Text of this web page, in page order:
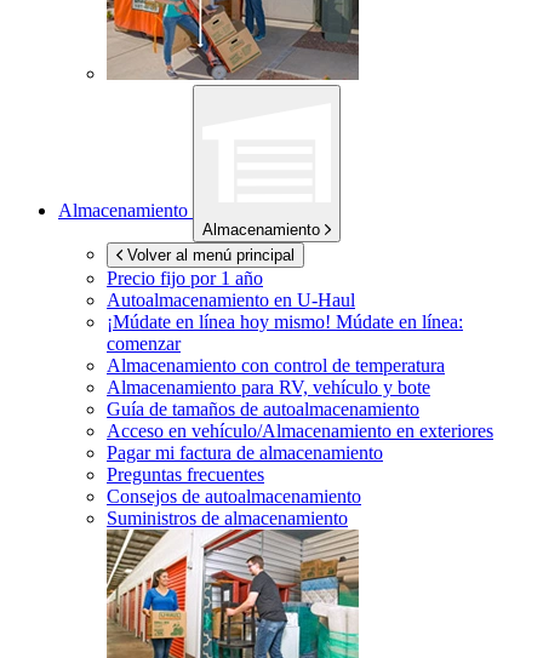
Almacenamiento
Almacenamiento
Volver al menú principal
Precio fijo por 1 año
Autoalmacenamiento en U-Haul
¡Múdate en línea hoy mismo! Múdate en línea:
comenzar
Almacenamiento con control de temperatura
Almacenamiento para RV, vehículo y bote
Guía de tamaños de autoalmacenamiento
Acceso en vehículo/Almacenamiento en exteriores
Pagar mi factura de almacenamiento
Preguntas frecuentes
Consejos de autoalmacenamiento
Suministros de almacenamiento